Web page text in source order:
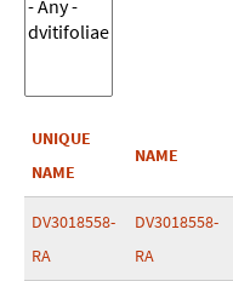
UNIQUE
NAME
NAME
DV3018558-
RA
DV3018558-
RA